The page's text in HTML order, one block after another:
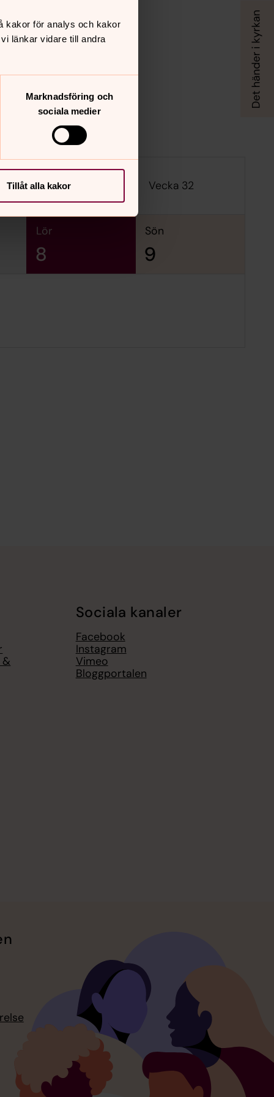
kakor för analys och kakor
länkar vidare till andra
Marknadsföring och
sociala medier
Tillåt alla kakor Vecka 32
lör
8
sön
9
Sociala kanaler
Facebook
Instagram
Vimeo
Bloggportalen